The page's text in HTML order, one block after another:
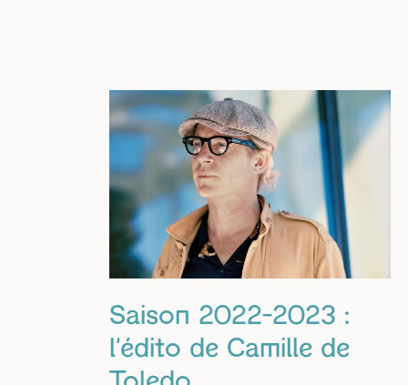
Saison 2022-2023 :
l’édito de Camille de